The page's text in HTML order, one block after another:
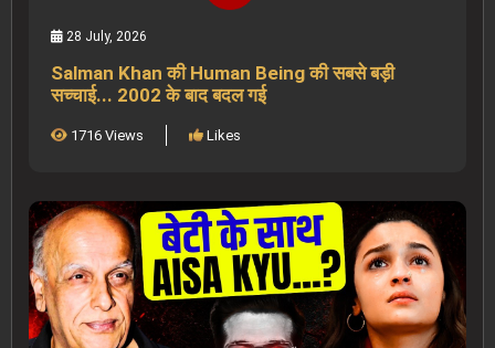
28 July, 2026
Salman Khan की Human Being की सबसे बड़ी
सच्चाई... 2002 के बाद बदल गई
1716 Views Likes